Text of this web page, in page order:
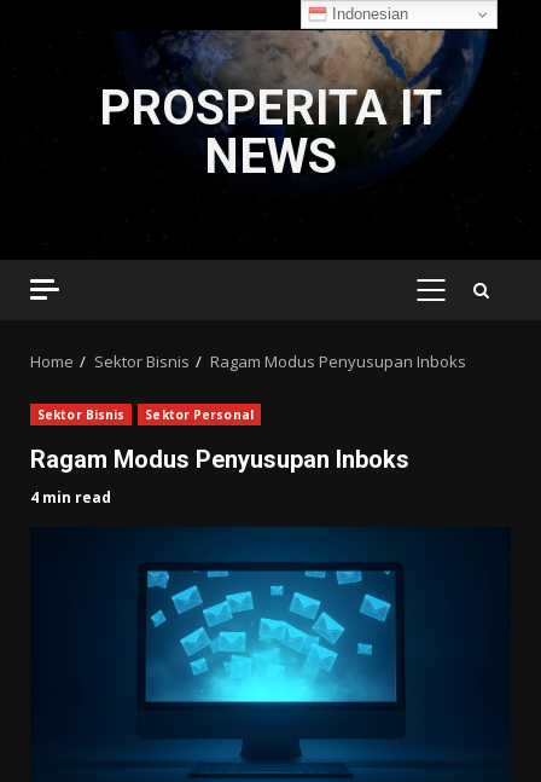
PROSPERITA IT
NEWS
PRIMARY
Home Sektor Bisnis Ragam Modus Penyusupan Inboks
Sektor Bisnis Sektor Personal
Ragam Modus Penyusupan Inboks
4 min read
Indonesian